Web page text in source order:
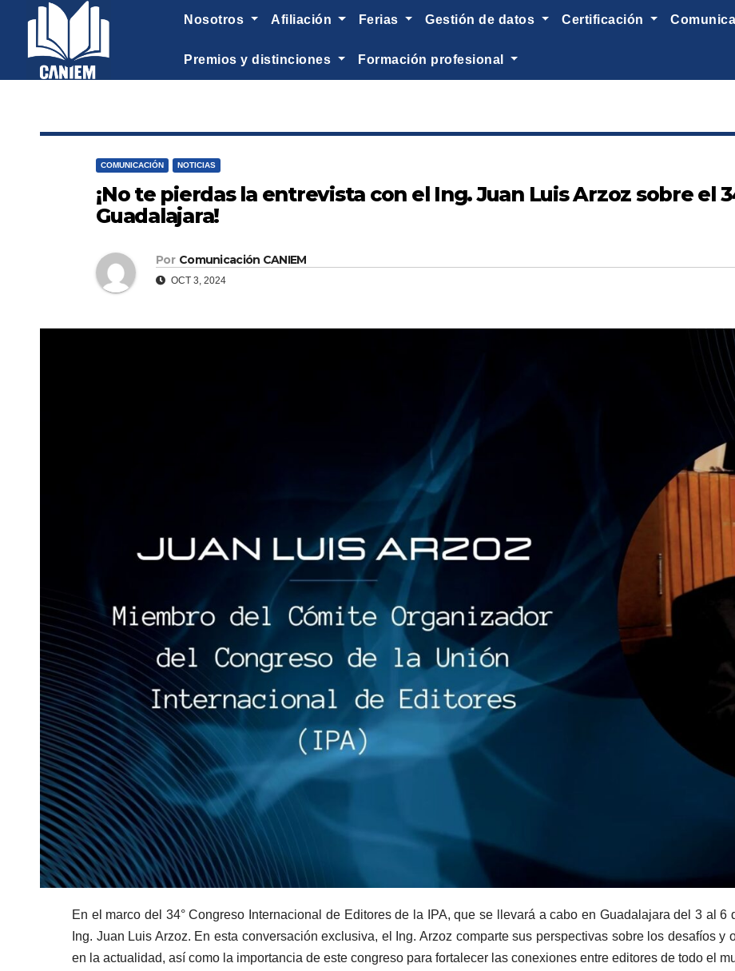
nosotros afiliación ferias gestión de datos certificación
premios y distinciones formación profesional
COMUNICACIÓN NOTICIAS
¡No te pierdas la entrevista con el Ing. Juan Luis Arzoz sobre el
Guadalajara!
Por Comunicación CANIEM
OCT 3, 2024
En el marco del 34° Congreso Internacional de Editores de la IPA, que se llevará a cabo en Guadalajara del 3 al 6
Ing. Juan Luis Arzoz. En esta conversación exclusiva, el Ing. Arzoz comparte sus perspectivas sobre los desafíos y
en la actualidad, así como la importancia de este congreso para fortalecer las conexiones entre editores de todo el